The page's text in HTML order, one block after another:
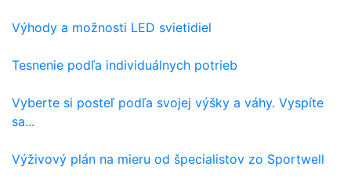
Výhody a možnosti LED svietidiel
Tesnenie podľa individuálnych potrieb
Vyberte si posteľ podľa svojej výšky a váhy. Vyspíte
sa...
Výživový plán na mieru od špecialistov zo Sportwell